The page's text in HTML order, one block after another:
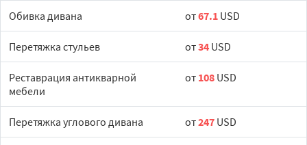
Обивка дивана от67.1 USD
Перетяжка стульев от34 USD
Реставрация антикварной
мебели
от 108 USD
Перетяжка углового дивана от247 USD